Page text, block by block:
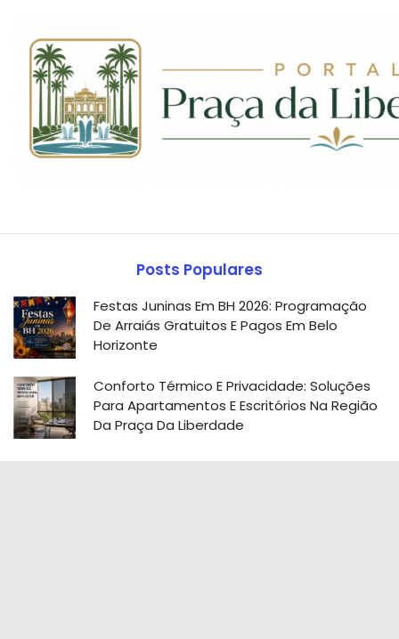
Posts Populares
Festas Juninas Em BH 2026: Programação
De Arraiás Gratuitos E Pagos Em Belo
Horizonte
Conforto Térmico E Privacidade: Soluções
Para Apartamentos E Escritórios Na Região
Da Praça Da Liberdade